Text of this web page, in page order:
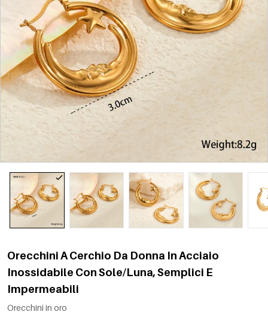
Orecchini A Cerchio Da Donna In Acciaio
Inossidabile Con Sole/Luna, Semplici E
Impermeabili
Orecchini in oro